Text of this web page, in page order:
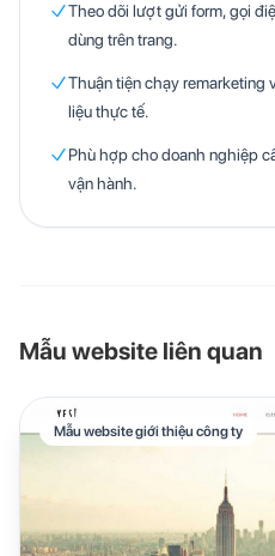
Theo dõi lượt gửi form, gọi
dùng trên trang.
Thuận tiện chạy remarketing
liệu thực tế.
Phù hợp cho doanh nghiệp
vận hành.
Mẫu website liên quan
Mẫu website giới thiệu công ty